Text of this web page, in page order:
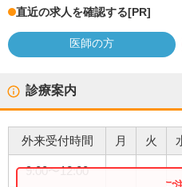
直近の求人を確認する[PR]
医師の方
診療案内
外来受付時間 月 火
9:00〜12:00